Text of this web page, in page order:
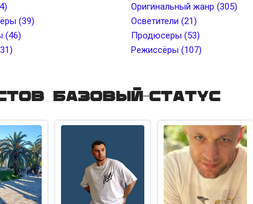
Пирсинг
(39)
(46)
Оригинальный жанр (305)
Осветители (21)
Продюсеры (53)
Режиссёры (107)
Базовый-статус